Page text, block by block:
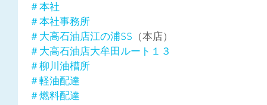
＃本社
＃本社事務所
＃大高石油店江の浦SS （本店）
＃大高石油店大牟田ルート１３
＃柳川油槽所
＃軽油配達
＃燃料配達